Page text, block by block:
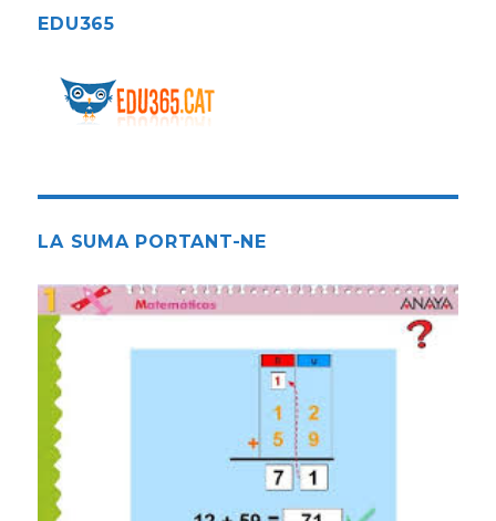
EDU365
LA SUMA PORTANT-NE